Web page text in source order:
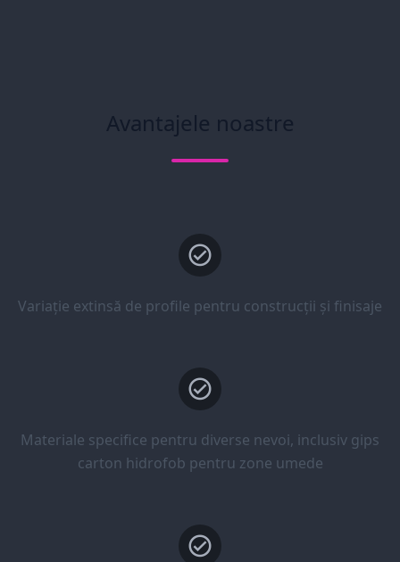
Avantajele noastre
Variație extinsă de profile pentru construcții și finisaje
Materiale specifice pentru diverse nevoi, inclusiv gips
carton hidrofob pentru zone umede